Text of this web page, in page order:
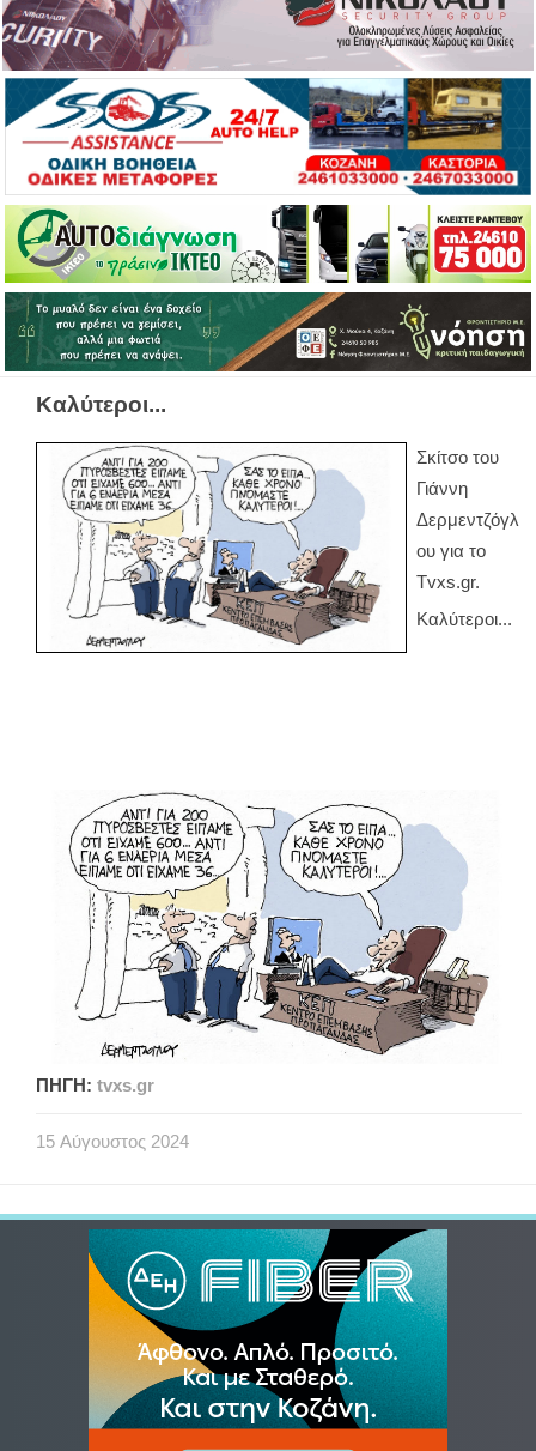
Καλύτεροι...
Σκίτσο του
Γιάννη
Δερμεντζόγλ
ου για το
Tvxs.gr.
Καλύτεροι...
ΠΗΓΗ: tvxs.gr
15 Αύγουστος 2024